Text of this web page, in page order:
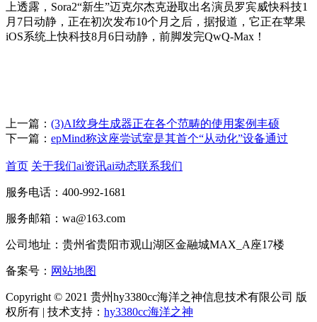
上透露，Sora2“新生”迈克尔杰克逊取出名演员罗宾威快科技1
月7日动静，正在初次发布10个月之后，据报道，它正在苹果
iOS系统上快科技8月6日动静，前脚发完QwQ-Max！
上一篇： (3)AI纹身生成器正在各个范畴的使用案例丰硕
下一篇： epMind称这座尝试室是其首个“从动化”设备通过
首页 关于我们ai资讯ai动态联系我们
服务电话：400-992-1681
服务邮箱：wa@163.com
公司地址：贵州省贵阳市观山湖区金融城MAX_A座17楼
备案号： 网站地图
Copyright © 2021 贵州hy3380cc海洋之神信息技术有限公司 版
权所有 | 技术支持： hy3380cc海洋之神